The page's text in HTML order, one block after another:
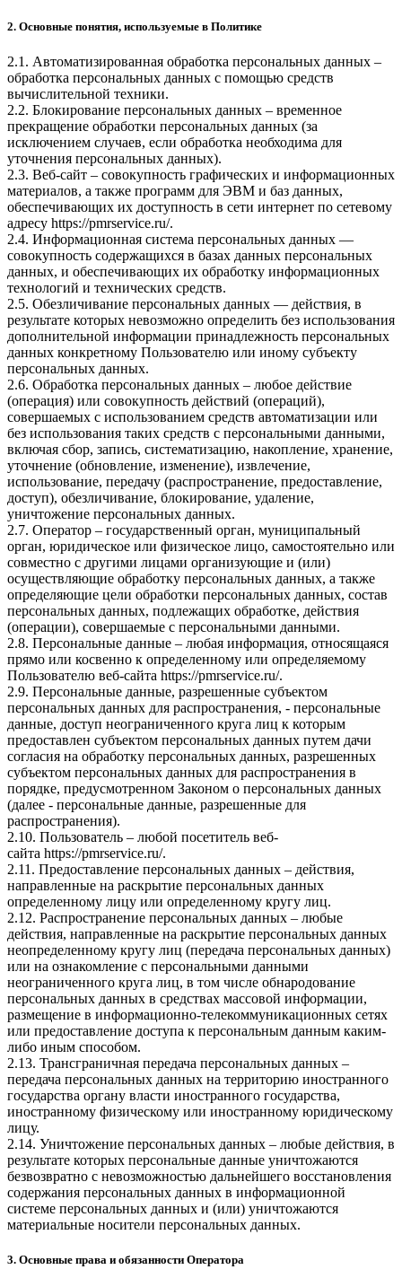
2. Основные понятия, используемые в Политике
2.1. Автоматизированная обработка персональных данных –
обработка персональных данных с помощью средств
вычислительной техники.
2.2. Блокирование персональных данных – временное
прекращение обработки персональных данных (за
исключением случаев, если обработка необходима для
уточнения персональных данных).
2.3. Веб-сайт – совокупность графических и информационных
материалов, а также программ для ЭВМ и баз данных,
обеспечивающих их доступность в сети интернет по сетевому
адресу https://pmrservice.ru/.
2.4. Информационная система персональных данных —
совокупность содержащихся в базах данных персональных
данных, и обеспечивающих их обработку информационных
технологий и технических средств.
2.5. Обезличивание персональных данных — действия, в
результате которых невозможно определить без использования
дополнительной информации принадлежность персональных
данных конкретному Пользователю или иному субъекту
персональных данных.
2.6. Обработка персональных данных – любое действие
(операция) или совокупность действий (операций),
совершаемых с использованием средств автоматизации или
без использования таких средств с персональными данными,
включая сбор, запись, систематизацию, накопление, хранение,
уточнение (обновление, изменение), извлечение,
использование, передачу (распространение, предоставление,
доступ), обезличивание, блокирование, удаление,
уничтожение персональных данных.
2.7. Оператор – государственный орган, муниципальный
орган, юридическое или физическое лицо, самостоятельно или
совместно с другими лицами организующие и (или)
осуществляющие обработку персональных данных, а также
определяющие цели обработки персональных данных, состав
персональных данных, подлежащих обработке, действия
(операции), совершаемые с персональными данными.
2.8. Персональные данные – любая информация, относящаяся
прямо или косвенно к определенному или определяемому
Пользователю веб-сайта https://pmrservice.ru/.
2.9. Персональные данные, разрешенные субъектом
персональных данных для распространения, - персональные
данные, доступ неограниченного круга лиц к которым
предоставлен субъектом персональных данных путем дачи
согласия на обработку персональных данных, разрешенных
субъектом персональных данных для распространения в
порядке, предусмотренном Законом о персональных данных
(далее - персональные данные, разрешенные для
распространения).
2.10. Пользователь – любой посетитель веб-
сайта https://pmrservice.ru/.
2.11. Предоставление персональных данных – действия,
направленные на раскрытие персональных данных
определенному лицу или определенному кругу лиц.
2.12. Распространение персональных данных – любые
действия, направленные на раскрытие персональных данных
неопределенному кругу лиц (передача персональных данных)
или на ознакомление с персональными данными
неограниченного круга лиц, в том числе обнародование
персональных данных в средствах массовой информации,
размещение в информационно-телекоммуникационных сетях
или предоставление доступа к персональным данным каким-
либо иным способом.
2.13. Трансграничная передача персональных данных –
передача персональных данных на территорию иностранного
государства органу власти иностранного государства,
иностранному физическому или иностранному юридическому
лицу.
2.14. Уничтожение персональных данных – любые действия, в
результате которых персональные данные уничтожаются
безвозвратно с невозможностью дальнейшего восстановления
содержания персональных данных в информационной
системе персональных данных и (или) уничтожаются
материальные носители персональных данных.
3. Основные права и обязанности Оператора